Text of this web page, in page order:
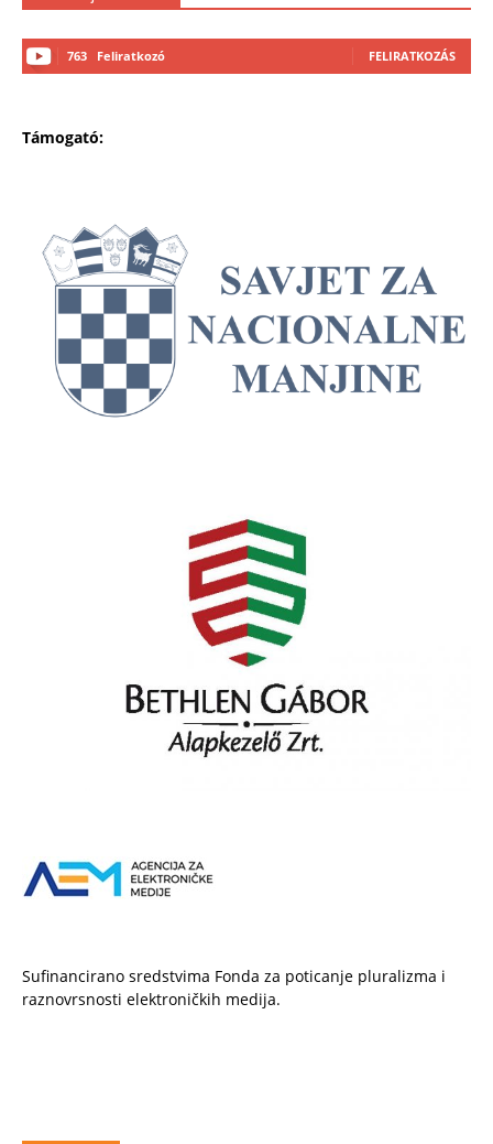
763 Feliratkozó FELIRATKOZÁS
Támogató:
Sufinancirano sredstvima Fonda za poticanje pluralizma i
raznovrsnosti elektroničkih medija.